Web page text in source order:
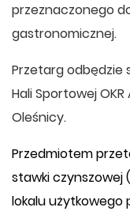
przeznaczonego
gastronomicznej.
Przetarg odbędzie
Hali Sportowej
Oleśnicy.
Przedmiotem
stawki czynszowej
lokalu użytkowego